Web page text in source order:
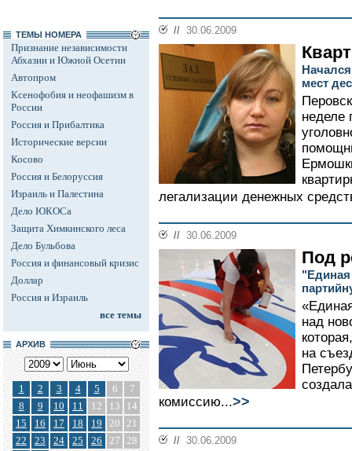
ТЕМЫ НОМЕРА
Признание независимости
Абхазии и Южной Осетии
Автопром
Ксенофобия и неофашизм в
России
Россия и Прибалтика
Исторические версии
Косово
Россия и Белоруссия
Израиль и Палестина
Дело ЮКОСа
Защита Химкинского леса
Дело Бульбова
Россия и финансовый кризис
Доллар
Россия и Израиль
все темы
АРХИВ
1 2 3 4 5 6
7
8
9 10 11 12 13
14
15
16 17 18 19 20 21
22
23 24 25 26 27 28
// 30.06.2009
мест
неделе
легализации денежных
// 30.06.2009
Под
"Единая
над
на
комиссию...>>
// 30.06.2009